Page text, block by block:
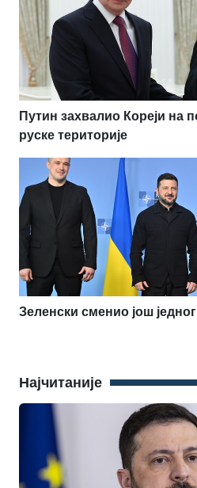
Путин захвалио Кореји на
руске територије
Зеленски сменио још
Најчитаније